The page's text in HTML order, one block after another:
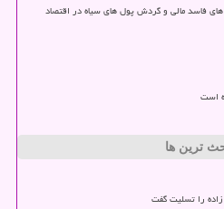
فاسد مالی و گردش پول های سیاه در اقتصاد
است
ترین ها
را تسلیت گفت